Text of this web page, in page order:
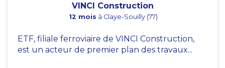
VINCI Construction
12 mois à Claye-Souilly (77)
ETF, filiale ferroviaire de VINCI Construction,
est un acteur de premier plan des travaux...